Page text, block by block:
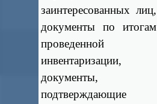
заинтересованных лиц,
документы по итогам
проведенной
инвентаризации,
документы,
подтверждающие